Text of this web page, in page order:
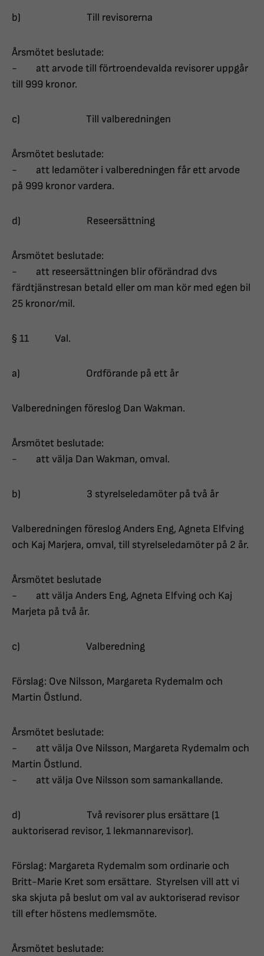
b) Till revisorerna
Årsmötet beslutade:
- att arvode till förtroendevalda revisorer uppgår
till 999 kronor.
c) Till valberedningen
Årsmötet beslutade:
- att ledamöter i valberedningen får ett arvode
på 999 kronor vardera.
d) Reseersättning
Årsmötet beslutade:
- att reseersättningen blir oförändrad dvs
färdtjänstresan betald eller om man kör med egen bil
25 kronor/mil.
§ 11 Val.
a) Ordförande på ett år
Valberedningen föreslog Dan Wakman.
Årsmötet beslutade:
- att välja Dan Wakman, omval.
b) 3 styrelseledamöter på två år
Valberedningen föreslog Anders Eng, Agneta Elfving
och Kaj Marjera, omval, till styrelseledamöter på 2 år.
Årsmötet beslutade
- att välja Anders Eng, Agneta Elfving och Kaj
Marjeta på två år.
c) Valberedning
Förslag: Ove Nilsson, Margareta Rydemalm och
Martin Östlund.
Årsmötet beslutade:
- att välja Ove Nilsson, Margareta Rydemalm och
Martin Östlund.
- att välja Ove Nilsson som samankallande.
d) Två revisorer plus ersättare (1
auktoriserad revisor, 1 lekmannarevisor).
Förslag: Margareta Rydemalm som ordinarie och
Britt-Marie Kret som ersättare. Styrelsen vill att vi
ska skjuta på beslut om val av auktoriserad revisor
till efter höstens medlemsmöte.
Årsmötet beslutade: